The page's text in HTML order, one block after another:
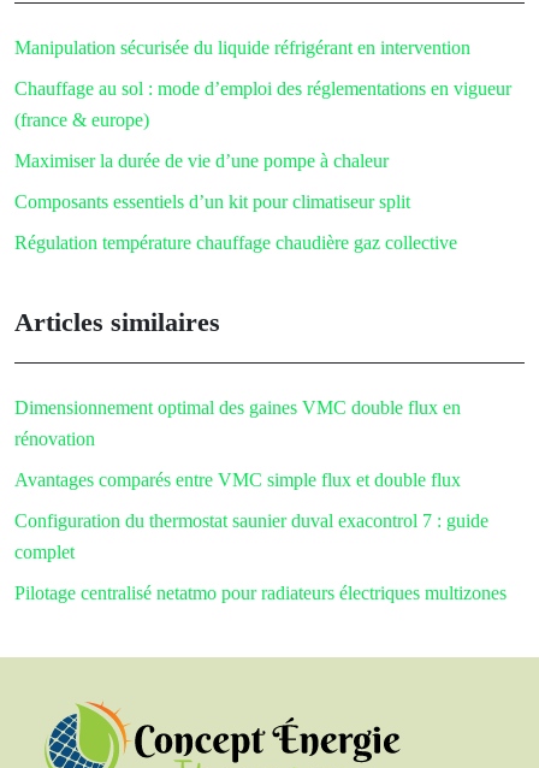
Manipulation sécurisée du liquide réfrigérant en intervention
Chauffage au sol : mode d’emploi des réglementations en vigueur
(france & europe)
Maximiser la durée de vie d’une pompe à chaleur
Composants essentiels d’un kit pour climatiseur split
Régulation température chauffage chaudière gaz collective
Articles similaires
Dimensionnement optimal des gaines VMC double flux en
rénovation
Avantages comparés entre VMC simple flux et double flux
Configuration du thermostat saunier duval exacontrol 7 : guide
complet
Pilotage centralisé netatmo pour radiateurs électriques multizones